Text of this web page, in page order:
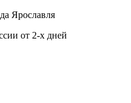
Ярославля
от 2-х дней